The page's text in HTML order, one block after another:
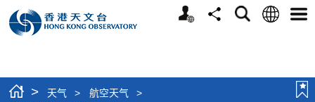
个
分
搜
语
选
> 天气 > 航空天气
>